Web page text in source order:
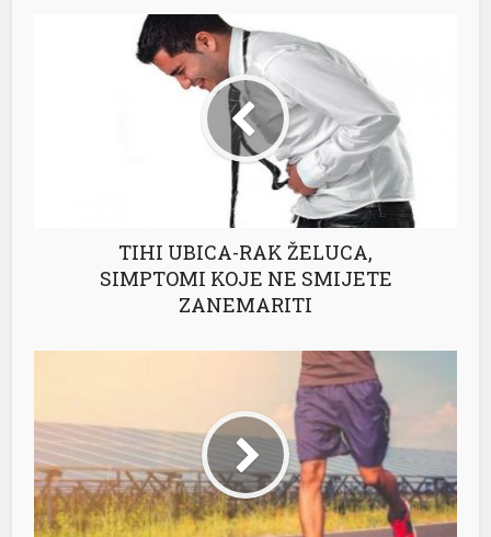
TIHI UBICA-RAK ŽELUCA,
SIMPTOMI KOJE NE SMIJETE
ZANEMARITI